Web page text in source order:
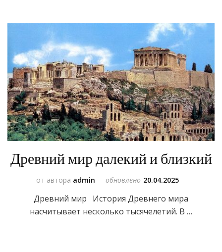
Древний мир далекий и близкий
от автора admin обновлено 20.04.2025
Древний мир История Древнего мира
насчитывает несколько тысячелетий. В …